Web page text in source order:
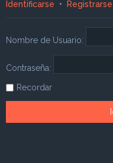
Identificarse • Registrarse
Nombre de Usuario:
Contraseña:
Recordar